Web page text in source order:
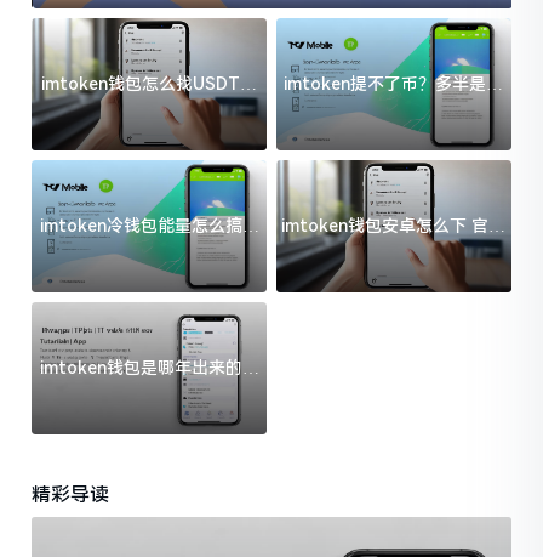
imtoken钱包怎么找USDT地
址？三步搞定不踩坑
imtoken提不了币？多半是这
几件事没处理好
imtoken冷钱包能量怎么搞？
过来人告诉你门道
imtoken钱包安卓怎么下 官方
渠道避坑指南
imtoken钱包是哪年出来的？
一文给你说清楚
精彩导读